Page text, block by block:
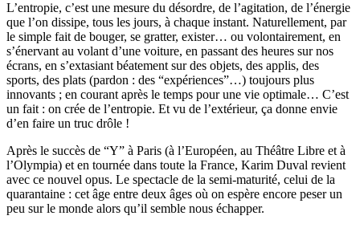
L’entropie, c’est une mesure du désordre, de l’agitation, de l’énergie
que l’on dissipe, tous les jours, à chaque instant. Naturellement, par
le simple fait de bouger, se gratter, exister… ou volontairement, en
s’énervant au volant d’une voiture, en passant des heures sur nos
écrans, en s’extasiant béatement sur des objets, des applis, des
sports, des plats (pardon : des “expériences”…) toujours plus
innovants ; en courant après le temps pour une vie optimale… C’est
un fait : on crée de l’entropie. Et vu de l’extérieur, ça donne envie
d’en faire un truc drôle !
Après le succès de “Y” à Paris (à l’Européen, au Théâtre Libre et à
l’Olympia) et en tournée dans toute la France, Karim Duval revient
avec ce nouvel opus. Le spectacle de la semi-maturité, celui de la
quarantaine : cet âge entre deux âges où on espère encore peser un
peu sur le monde alors qu’il semble nous échapper.